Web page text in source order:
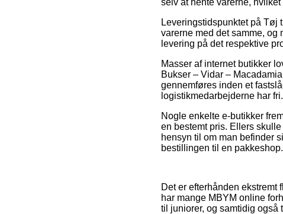
Leveringstidspunktet på Tøj
varerne med det samme,
levering på det respektive
Masser af internet butikker
Bukser – Vidar –
gennemføres inden et
logistikmedarbejderne har fri.
Nogle enkelte e-butikker
en bestemt pris. Ellers
hensyn til om man befinder
bestillingen til en pakkeshop.
Det er efterhånden ekstremt
har mange MBYM online
til juniorer, og samtidig også